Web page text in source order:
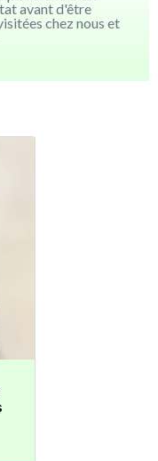
avant d'être
chez nous et